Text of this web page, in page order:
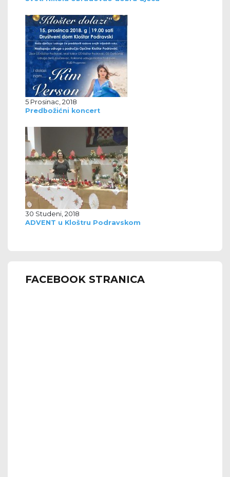
5 Prosinac, 2018
Predbožićni koncert
30 Studeni, 2018
ADVENT u Kloštru Podravskom
FACEBOOK STRANICA